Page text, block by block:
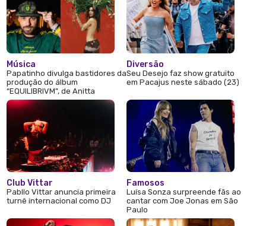
Música
Papatinho divulga bastidores da
produção do álbum
“EQUILIBRIVM”, de Anitta
Club Vittar
Pabllo Vittar anuncia primeira
turnê internacional como DJ
Diversão
Seu Desejo faz show gratuito
em Pacajus neste sábado (23)
Famosos
Luísa Sonza surpreende fãs ao
cantar com Joe Jonas em São
Paulo